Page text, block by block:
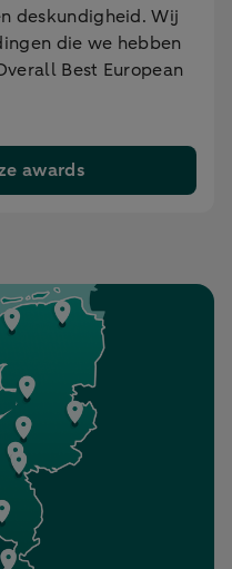
deskundigheid. Wij
die we hebben
Best European
awards